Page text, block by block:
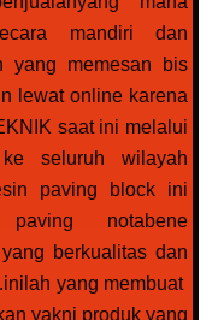
mandiri dan
yang memesan bis
lewat online karena
saat ini melalui
seluruh wilayah
paving block ini
notabene
berkualitas dan
yang membuat
yakni produk yang